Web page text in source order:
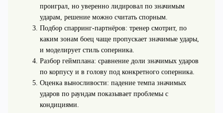
проиграл, но уверенно лидировал по значимым
ударам, решение можно считать спорным.
Подбор спарринг-партнёров: тренер смотрит, по
каким зонам боец чаще пропускает значимые удары,
и моделирует стиль соперника.
Разбор геймплана: сравнение доли значимых ударов
по корпусу и в голову под конкретного соперника.
Оценка выносливости: падение темпа значимых
ударов по раундам показывает проблемы с
кондициями.